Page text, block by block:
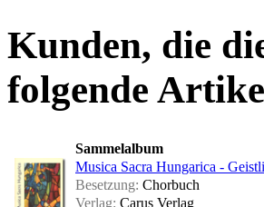
Kunden, die
folgende
Sammelalbum
Musica Sacra Hungarica -
Besetzung: Chorbuch
Verlag: Carus Verlag